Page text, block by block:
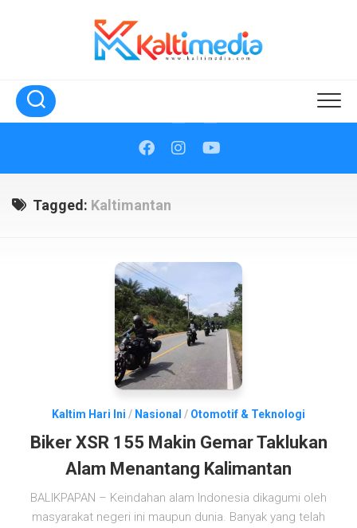
Tagged: Kaltimantan
Kaltim Hari Ini / Nasional / Otomotif & Teknologi
Biker XSR 155 Makin Gemar Taklukan
Alam Menantang Kalimantan
BALIKPAPAN – Keindahan alam Indonesia dikagumi oleh
masyarakat negeri ini maupun dunia. Banyak yang telah